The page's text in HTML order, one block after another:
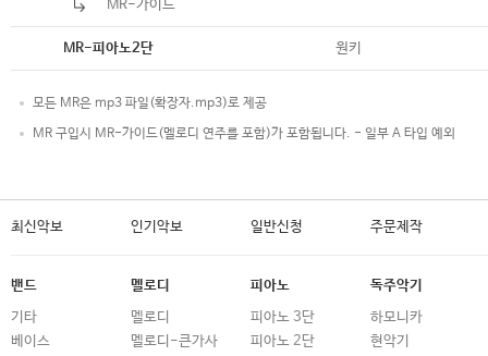
MR-가이드
MR-피아노2단 원키
모든 MR은 mp3 파일(확장자.mp3)로 제공
MR 구입시 MR-가이드(멜로디 연주를 포함)가 포함됩니다. - 일부 A 타입 예외
최신악보 인기악보 일반신청 주문제작
밴드
기타
베이스
멜로디
멜로디
멜로디-큰가사
피아노
피아노 3단
피아노 2단
독주악기
하모니카
현악기